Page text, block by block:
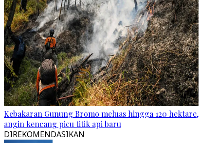
Kebakaran Gunung Bromo meluas hingga 120 hektare,
angin kencang picu titik api baru
DIREKOMENDASIKAN